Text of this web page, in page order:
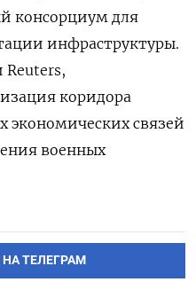
консорциум для
инфраструктуры.
коридора
экономических связей
военных
ТЕЛЕГРАМ